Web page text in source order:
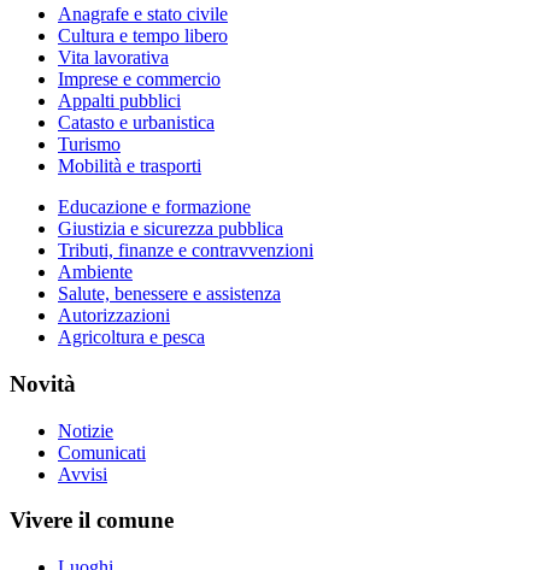
Anagrafe e stato civile
Cultura e tempo libero
Vita lavorativa
Imprese e commercio
Appalti pubblici
Catasto e urbanistica
Turismo
Mobilità e trasporti
Educazione e formazione
Giustizia e sicurezza pubblica
Tributi, finanze e contravvenzioni
Ambiente
Salute, benessere e assistenza
Autorizzazioni
Agricoltura e pesca
Novità
Notizie
Comunicati
Avvisi
Vivere il comune